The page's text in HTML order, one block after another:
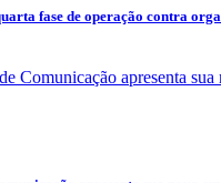
fase de operação contra